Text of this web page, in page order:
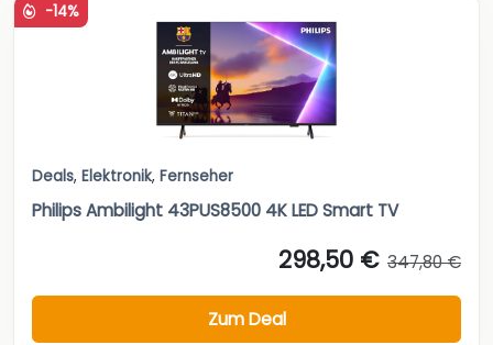
-14%
Deals, Elektronik, Fernseher
Philips Ambilight 43PUS8500 4K LED Smart TV
298,50 € 347,80 €
Zum Deal